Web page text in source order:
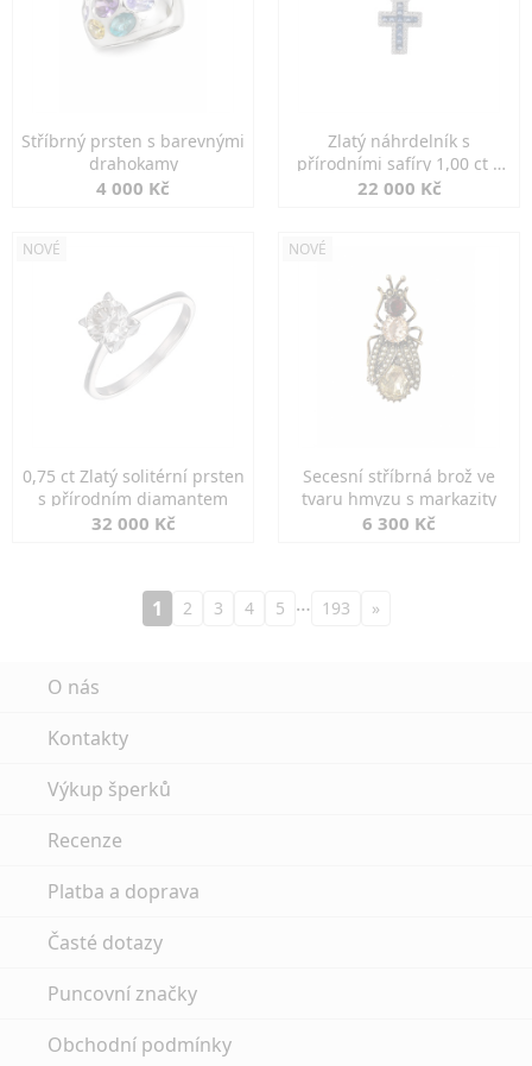
Stříbrný prsten s barevnými
drahokamy
4 000 Kč
Zlatý náhrdelník s
přírodními safíry 1,00 ct a
diamanty
22 000 Kč
NOVÉ
0,75 ct Zlatý solitérní prsten
s přírodním diamantem
32 000 Kč
NOVÉ
Secesní stříbrná brož ve
tvaru hmyzu s markazity
6 300 Kč
1 2 3 4 5 … 193 »
O nás
Kontakty
Výkup šperků
Recenze
Platba a doprava
Časté dotazy
Puncovní značky
Obchodní podmínky